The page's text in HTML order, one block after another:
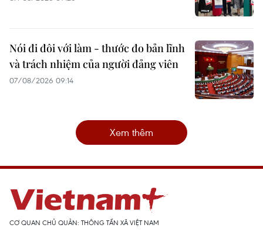
Nói đi đôi với làm - thước đo bản lĩnh
và trách nhiệm của người đảng viên
07/08/2026 09:14
Xem thêm
CƠ QUAN CHỦ QUẢN: THÔNG TẤN XÃ VIỆT NAM